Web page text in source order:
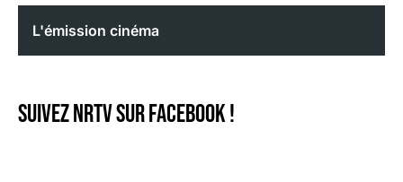
L'émission cinéma
Suivez NRTV sur Facebook !